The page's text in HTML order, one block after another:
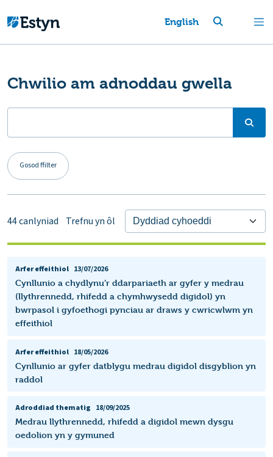
English
Chwilio am adnoddau gwella
Gosod ffilter
44canlyniad Trefnu yn ôl
Arfer effeithiol 13/07/2026
Cynllunio a chydlynu’r ddarpariaeth ar gyfer y medrau
(llythrennedd, rhifedd a chymhwysedd digidol) yn
bwrpasol i gyfoethogi pynciau ar draws y cwricwlwm yn
effeithiol
Arfer effeithiol 18/05/2026
Cynllunio ar gyfer datblygu medrau digidol disgyblion yn
raddol
Adroddiad thematig 18/09/2025
Medrau llythrennedd, rhifedd a digidol mewn dysgu
oedolion yn y gymuned